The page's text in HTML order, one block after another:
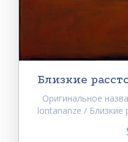
Близкие
Оригинальное
lontananze / Близкие